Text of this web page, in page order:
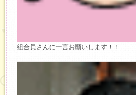
組合員さんに一言お願いします！！